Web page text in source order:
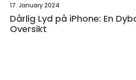
17. January 2024
Dårlig Lyd på iPhone: En
Oversikt